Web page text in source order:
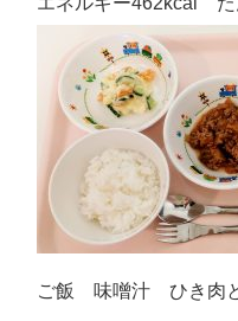
ご飯 味噌汁 ひき肉